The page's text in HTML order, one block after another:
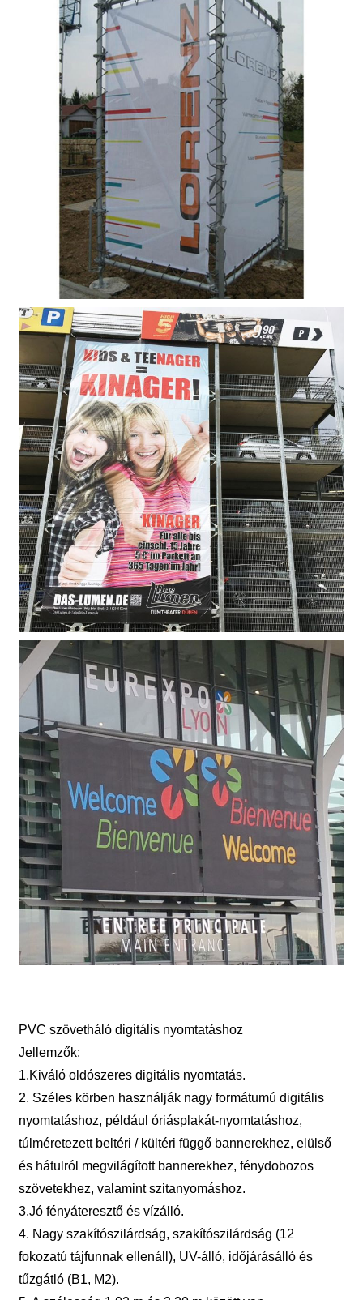
PVC szövetháló digitális nyomtatáshoz
Jellemzők:
1.Kiváló oldószeres digitális nyomtatás.
2. Széles körben használják nagy formátumú digitális
nyomtatáshoz, például óriásplakát-nyomtatáshoz,
túlméretezett beltéri / kültéri függő bannerekhez, elülső
és hátulról megvilágított bannerekhez, fénydobozos
szövetekhez, valamint szitanyomáshoz.
3.Jó fényáteresztő és vízálló.
4. Nagy szakítószilárdság, szakítószilárdság (12
fokozatú tájfunnak ellenáll), UV-álló, időjárásálló és
tűzgátló (B1, M2).